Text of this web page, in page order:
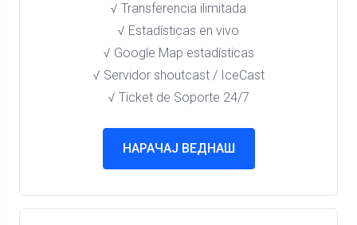
√ Transferencia ilimitada
√ Estadísticas en vivo
√ Google Map estadísticas
√ Servidor shoutcast / IceCast
√ Ticket de Soporte 24/7
НАРАЧАЈ ВЕДНАШ